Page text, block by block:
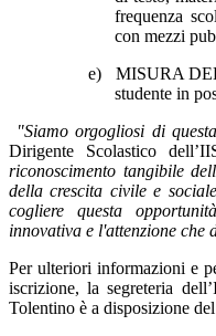
frequenza
con mezzi
e)
MISURA
studente in
"Siamo orgogliosi di
Dirigente Scolastico
riconoscimento tangibile
della crescita civile e
cogliere questa
innovativa e l'attenzione che
Per ulteriori informazioni e
iscrizione, la segreteria
Tolentino è a disposizione